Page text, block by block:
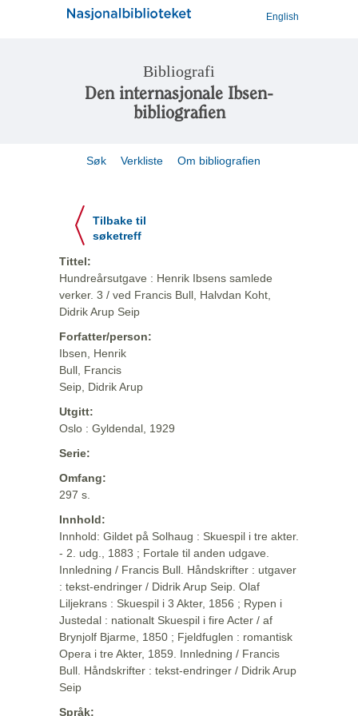
English
Bibliografi
Den internasjonale Ibsen-
bibliografien
Søk Verkliste Om bibliografien
Tilbake til
søketreff
Tittel:
Hundreårsutgave : Henrik Ibsens samlede
verker. 3 / ved Francis Bull, Halvdan Koht,
Didrik Arup Seip
Forfatter/person:
Ibsen, Henrik
Bull, Francis
Seip, Didrik Arup
Utgitt:
Oslo : Gyldendal, 1929
Serie:
Omfang:
297 s.
Innhold:
Innhold: Gildet på Solhaug : Skuespil i tre akter.
- 2. udg., 1883 ; Fortale til anden udgave.
Innledning / Francis Bull. Håndskrifter : utgaver
: tekst-endringer / Didrik Arup Seip. Olaf
Liljekrans : Skuespil i 3 Akter, 1856 ; Rypen i
Justedal : nationalt Skuespil i fire Acter / af
Brynjolf Bjarme, 1850 ; Fjeldfuglen : romantisk
Opera i tre Akter, 1859. Innledning / Francis
Bull. Håndskrifter : tekst-endringer / Didrik Arup
Seip
Språk: